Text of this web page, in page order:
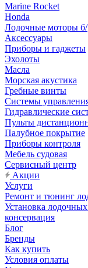
Marine Rocket
Honda
Лодочные моторы
Аксессуары
Приборы и гаджеты
Эхолоты
Масла
Морская акустика
Гребные винты
Системы
Гидравлические
Пульты
Палубное покрытие
Приборы контроля
Мебель судовая
Сервисный центр
Акции
Услуги
Ремонт и тюнинг
Установка
консервация
Блог
Бренды
Как купить
Условия оплаты